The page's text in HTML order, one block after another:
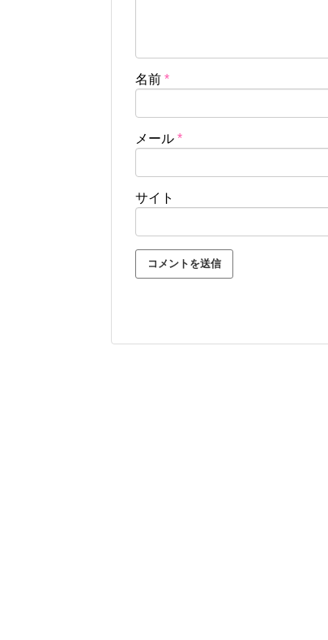
名前 *
メール *
サイト